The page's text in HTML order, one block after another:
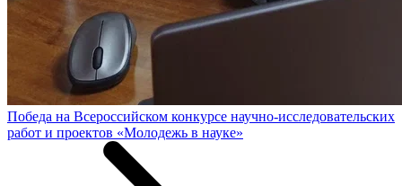
Победа на Всероссийском конкурсе научно-исследовательских
работ и проектов «Молодежь в науке»